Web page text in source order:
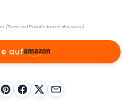
(Preise und Produkte können abweichen)
auf
Pinterest
Facebook
X E-Mail